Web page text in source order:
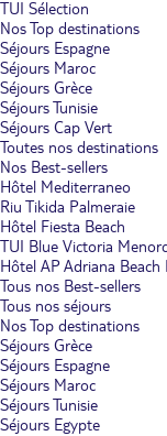
TUI Sélection
Nos Top destinations
Séjours Espagne
Séjours Maroc
Séjours Grèce
Séjours Tunisie
Séjours Cap Vert
Toutes nos destinations
Nos Best-sellers
Hôtel Mediterraneo
Riu Tikida Palmeraie
Hôtel Fiesta Beach
TUI Blue Victoria
Hôtel AP Adriana Beach
Tous nos Best-sellers
Tous nos séjours
Nos Top destinations
Séjours Grèce
Séjours Espagne
Séjours Maroc
Séjours Tunisie
Séjours Egypte